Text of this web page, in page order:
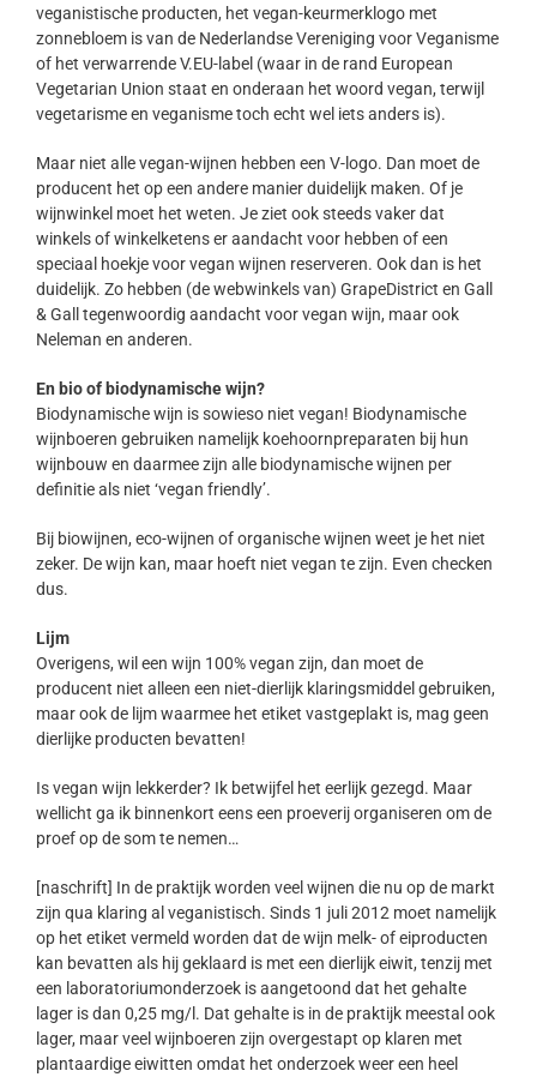
veganistische producten, het vegan-keurmerklogo met
zonnebloem is van de Nederlandse Vereniging voor Veganisme
of het verwarrende V.EU-label (waar in de rand European
Vegetarian Union staat en onderaan het woord vegan, terwijl
vegetarisme en veganisme toch echt wel iets anders is).
Maar niet alle vegan-wijnen hebben een V-logo. Dan moet de
producent het op een andere manier duidelijk maken. Of je
wijnwinkel moet het weten. Je ziet ook steeds vaker dat
winkels of winkelketens er aandacht voor hebben of een
speciaal hoekje voor vegan wijnen reserveren. Ook dan is het
duidelijk. Zo hebben (de webwinkels van) GrapeDistrict en Gall
& Gall tegenwoordig aandacht voor vegan wijn, maar ook
Neleman en anderen.
En bio of biodynamische wijn?
Biodynamische wijn is sowieso niet vegan! Biodynamische
wijnboeren gebruiken namelijk koehoornpreparaten bij hun
wijnbouw en daarmee zijn alle biodynamische wijnen per
definitie als niet ‘vegan friendly’.
Bij biowijnen, eco-wijnen of organische wijnen weet je het niet
zeker. De wijn kan, maar hoeft niet vegan te zijn. Even checken
dus.
Lijm
Overigens, wil een wijn 100% vegan zijn, dan moet de
producent niet alleen een niet-dierlijk klaringsmiddel gebruiken,
maar ook de lijm waarmee het etiket vastgeplakt is, mag geen
dierlijke producten bevatten!
Is vegan wijn lekkerder? Ik betwijfel het eerlijk gezegd. Maar
wellicht ga ik binnenkort eens een proeverij organiseren om de
proef op de som te nemen…
[naschrift] In de praktijk worden veel wijnen die nu op de markt
zijn qua klaring al veganistisch. Sinds 1 juli 2012 moet namelijk
op het etiket vermeld worden dat de wijn melk- of eiproducten
kan bevatten als hij geklaard is met een dierlijk eiwit, tenzij met
een laboratoriumonderzoek is aangetoond dat het gehalte
lager is dan 0,25 mg/l. Dat gehalte is in de praktijk meestal ook
lager, maar veel wijnboeren zijn overgestapt op klaren met
plantaardige eiwitten omdat het onderzoek weer een heel